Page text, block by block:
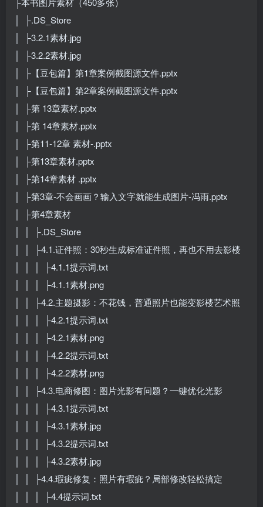
│ ├.DS_Store
│ ├3.2.1素材.jpg
│ ├3.2.2素材.jpg
│ ├【豆包篇】第1章案例截图源文件.pptx
│ ├【豆包篇】第2章案例截图源文件.pptx
│ ├第 13章素材.pptx
│ ├第 14章素材.pptx
│ ├第11-12章 素材-.pptx
│ ├第13章素材.pptx
│ ├第14章素材 .pptx
│ ├第3章-不会画画？输入文字就能生成图片-冯雨.pptx
│ ├第4章素材
│ │ ├.DS_Store
│ │ ├4.1.证件照：30秒生成标准证件照，再也不用去影楼
│ │ │ ├4.1.1提示词.txt
│ │ │ ├4.1.1素材.png
│ │ ├4.2.主题摄影：不花钱，普通照片也能变影楼艺术照
│ │ │ ├4.2.1提示词.txt
│ │ │ ├4.2.1素材.png
│ │ │ ├4.2.2提示词.txt
│ │ │ ├4.2.2素材.png
│ │ ├4.3.电商修图：图片光影有问题？一键优化光影
│ │ │ ├4.3.1提示词.txt
│ │ │ ├4.3.1素材.jpg
│ │ │ ├4.3.2提示词.txt
│ │ │ ├4.3.2素材.jpg
│ │ ├4.4.瑕疵修复：照片有瑕疵？局部修改轻松搞定
│ │ │ ├4.4提示词.txt